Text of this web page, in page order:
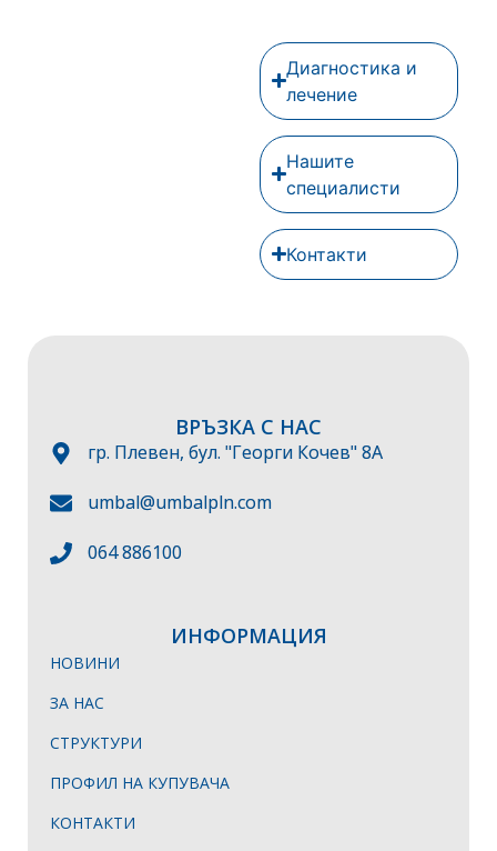
Диагностика и
лечение
Нашите
специалисти
Контакти
ИНФОРМАЦИЯ
НОВИНИ
ЗА НАС
СТРУКТУРИ
ПРОФИЛ НА КУПУВАЧА
КОНТАКТИ
ВРЪЗКА С НАС
гр. Плевен, бул. "Георги Кочев" 8А
umbal@umbalpln.com
064 886100